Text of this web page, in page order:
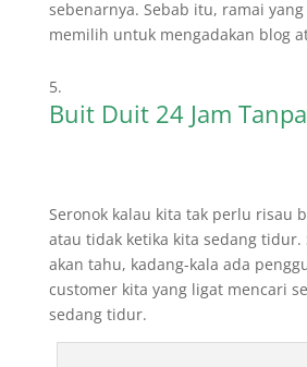
sebenarnya. Sebab itu, ramai
memilih untuk mengadakan blog
Buit Duit 24 Jam
Seronok kalau kita tak perlu risau
atau tidak ketika kita sedang tidur.
akan tahu, kadang-kala ada
customer kita yang ligat mencari
sedang tidur.